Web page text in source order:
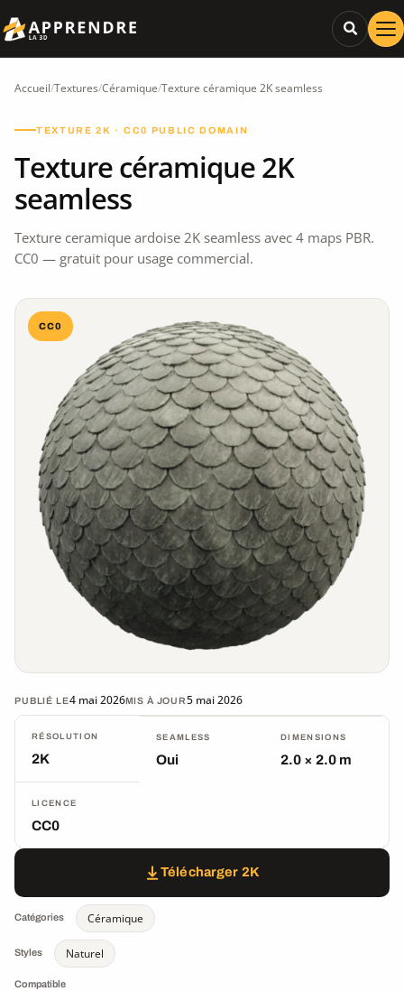
Accueil/Textures/Céramique/Texture céramique 2K seamless
TEXTURE 2K · CC0 PUBLIC DOMAIN
Texture céramique 2K
seamless
Texture ceramique ardoise 2K seamless avec 4 maps PBR.
CC0 — gratuit pour usage commercial.
CC0
PUBLIÉ LE4 mai 2026MIS À JOUR5 mai 2026
RÉSOLUTION
2K
SEAMLESS
Oui
DIMENSIONS
2.0 × 2.0 m
LICENCE
CC0
Télécharger 2K
Catégories Céramique
Styles Naturel
Compatible